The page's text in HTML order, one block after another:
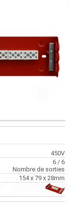
450V
6 / 6
Nombre de sorties
154 x 79 x 28mm